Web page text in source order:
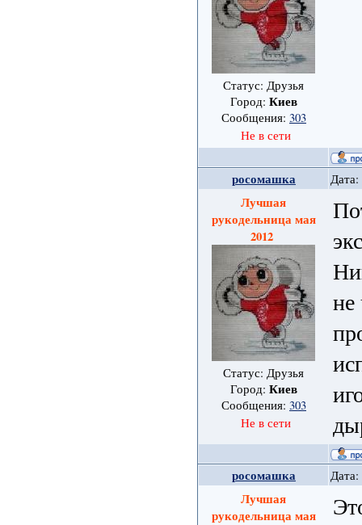
Статус: Друзья
Город: Киев
Сообщения: 303
Не в сети
росомашка Дата:
Лучшая
рукодельница мая
2012
Статус: Друзья
Город: Киев
Сообщения: 303
Не в сети
не
росомашка Дата:
Лучшая
рукодельница мая